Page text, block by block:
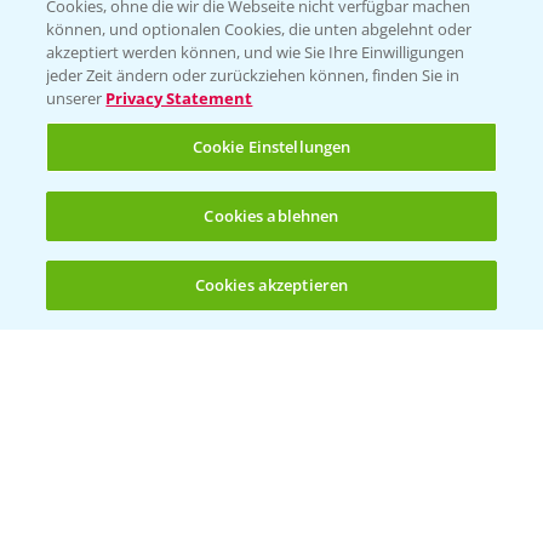
(noch 4)
KONTAKT
Hilfe in Notfällen
T.+49 (0)214/30-20220
Folgen Sie uns
Cookies, ohne die wir die Webseite nicht verfügbar machen
können, und optionalen Cookies, die unten abgelehnt oder
akzeptiert werden können, und wie Sie Ihre Einwilligungen
jeder Zeit ändern oder zurückziehen können, finden Sie in
unserer Privacy Statement
Cookie Einstellungen
Cookies ablehnen
Cookies akzeptieren